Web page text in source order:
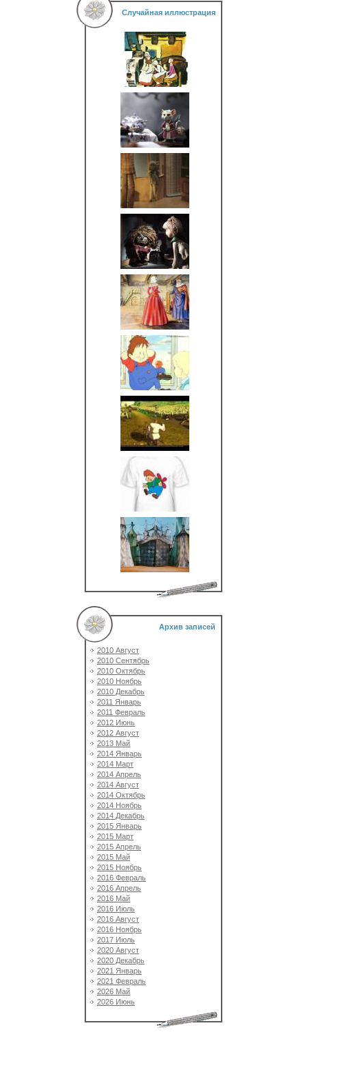
Случайная иллюстрация
Архив записей
2010 Август
2010 Сентябрь
2010 Октябрь
2010 Ноябрь
2010 Декабрь
2011 Январь
2011 Февраль
2012 Июнь
2012 Август
2013 Май
2014 Январь
2014 Март
2014 Апрель
2014 Август
2014 Октябрь
2014 Ноябрь
2014 Декабрь
2015 Январь
2015 Март
2015 Апрель
2015 Май
2015 Ноябрь
2016 Февраль
2016 Апрель
2016 Май
2016 Июль
2016 Август
2016 Ноябрь
2017 Июль
2020 Август
2020 Декабрь
2021 Январь
2021 Февраль
2026 Май
2026 Июнь